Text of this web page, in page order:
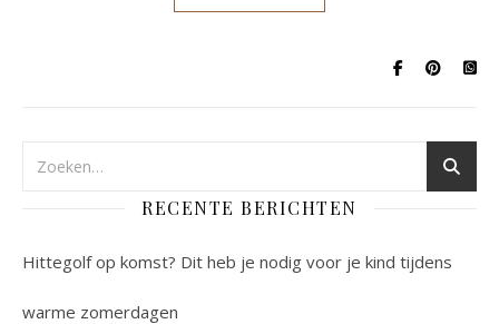
RECENTE BERICHTEN
Hittegolf op komst? Dit heb je nodig voor je kind tijdens
warme zomerdagen